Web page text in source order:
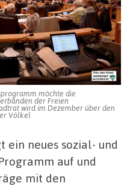
Verbänden
der
Freien
Wohlfahrtspflege
abschließen
möchte die
der Freien
wird im Dezember über den
Völkel
ein neues sozial- und
auf und
mit den